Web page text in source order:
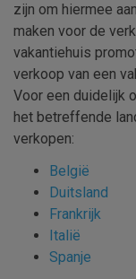
zijn om hiermee
maken voor de
vakantiehuis
verkoop van een
Voor een duidelijk
het betreffende
verkopen:
België
Duitsland
Frankrijk
Italië
Spanje